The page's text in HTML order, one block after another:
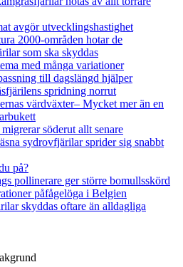
avgör utvecklingshastighet
2000-områden hotar de
som ska skyddas
med många variationer
till dagslängd hjälper
spridning norrut
värdväxter– Mycket mer än en
söderut allt senare
sydrovfjärilar sprider sig snabbt
på?
pollinerare ger större bomullsskörd
påfågelöga i Belgien
skyddas oftare än alldagliga